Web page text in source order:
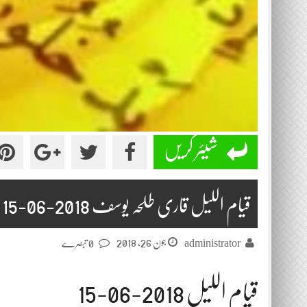
شیئر کریں
قیام اللیل قاری طلحہ یوسف 2018-06-15
administrator جون 26, 2018
قیام اللیل 2018-06-15